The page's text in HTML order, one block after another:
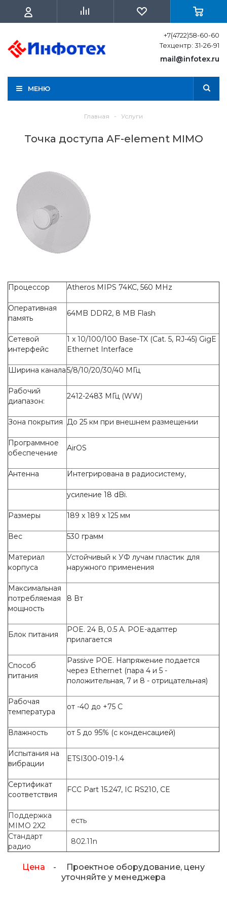
+7(4722)58-60-60
Техцентр: 31-26-91
mail@infotex.ru
МЕНЮ
Главная - Услуги
Точка доступа AF-element MIMO
Процессор Atheros MIPS 74KC, 560 MHz
Оперативная
память
64MB DDR2, 8 MB Flash
Сетевой
интерфейс
1 x 10/100/100 Base-TX (Cat. 5, RJ-45) GigE
Ethernet Interface
Ширина канала5/8/10/20/30/40 МГц
Рабочий
диапазон:
2412-2483 МГц (WW)
Зона покрытия До 25 км при внешнем размещении
Программное
обеспечение
AirOS
Антенна Интегрирована в радиосистему,
усиление 18 dBi.
Размеры 189 x 189 x 125 мм
Вес 530 грамм
Материал
корпуса
Устойчивый к УФ лучам пластик для
наружного применения
Максимальная
потребляемая
мощность
8 Вт
Блок питания
POE. 24 В, 0.5 А. POE-адаптер
прилагается
Способ
питания
Passive POE. Напряжение подается
через Ethernet (пара 4 и 5 -
положительная, 7 и 8 - отрицательная)
Рабочая
температура
от -40 до +75 С
Влажность от 5 до 95% (с конденсацией)
Испытания на
вибрации
ETSI300-019-1.4
Сертификат
соответствия
FCC Part 15.247, IC RS210, CE
Поддержка
MIMO 2X2
есть
Стандарт
радио
802.11n
Цена
- Проектное оборудование, цену
уточняйте у менеджера